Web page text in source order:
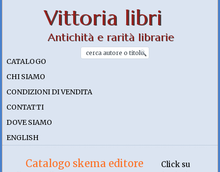
Vittoria libri
Antichità e rarità librarie
CATALOGO
CHI SIAMO
CONDIZIONI DI VENDITA
CONTATTI
DOVE SIAMO
ENGLISH
Catalogo skema editore
Click su